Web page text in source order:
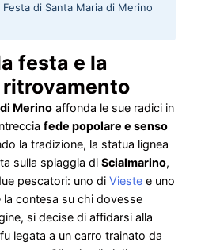
di Santa Maria di Merino
festa e la
Merino affonda le sue radici in
fede popolare e senso
la tradizione, la statua lignea
sulla spiaggia di Scialmarino,
pescatori: uno di Vieste e uno
la contesa su chi dovesse
si decise di affidarsi alla
legata a un carro trainato da